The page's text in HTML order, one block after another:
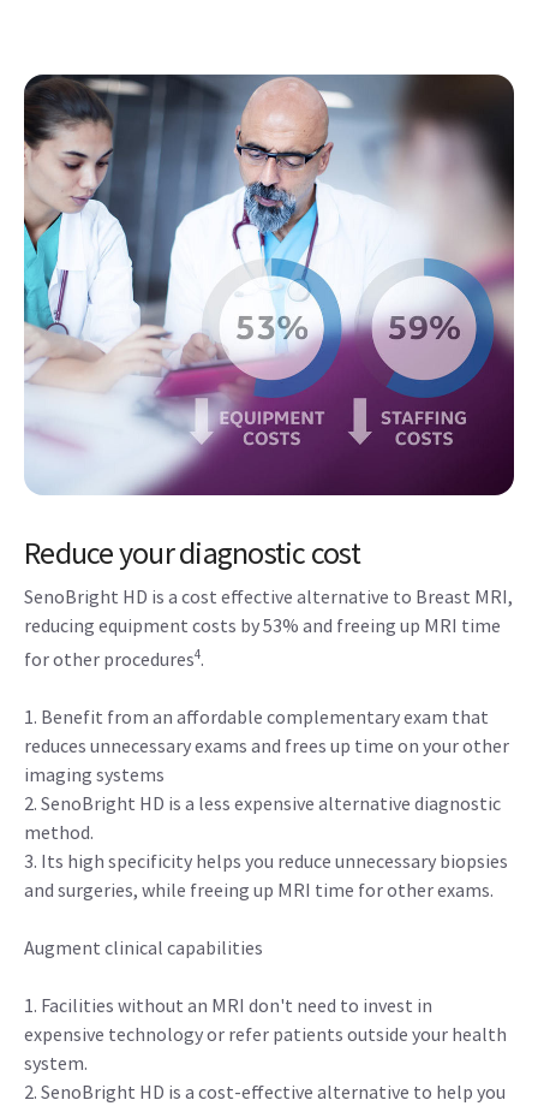
Reduce your diagnostic cost
SenoBright HD is a cost effective alternative to Breast MRI,
reducing equipment costs by 53% and freeing up MRI time
for other procedures4.
1. Benefit from an affordable complementary exam that
reduces unnecessary exams and frees up time on your other
imaging systems
2. SenoBright HD is a less expensive alternative diagnostic
method.
3. Its high specificity helps you reduce unnecessary biopsies
and surgeries, while freeing up MRI time for other exams.
Augment clinical capabilities
1. Facilities without an MRI don't need to invest in
expensive technology or refer patients outside your health
system.
2. SenoBright HD is a cost-effective alternative to help you